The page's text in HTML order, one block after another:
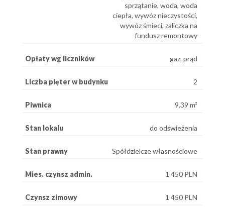
sprzątanie, woda, woda
ciepła, wywóz nieczystości,
wywóz śmieci, zaliczka na
fundusz remontowy
Opłaty wg liczników gaz, prąd
Liczba pięter w budynku 2
Piwnica 9,39 m²
Stan lokalu do odświeżenia
Stan prawny Spółdzielcze własnościowe
Mies. czynsz admin. 1 450 PLN
Czynsz zimowy 1 450 PLN